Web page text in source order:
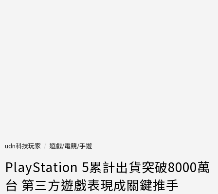
udn科技玩家 遊戲/電競/手遊
PlayStation 5累計出貨突破8000萬
台 第三方遊戲表現成關鍵推手